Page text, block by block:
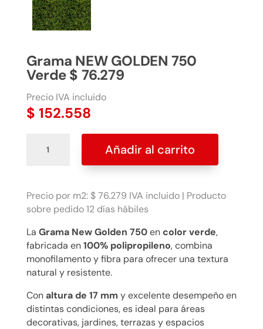
Grama NEW GOLDEN 750
Verde $ 76.279
Precio IVA incluido
$ 152.558
Verde
$
cantidad
Añadir al carrito
Precio por m2: $ 76.279 IVA incluido | Producto
sobre pedido 12 días hábiles
La Grama New Golden 750encolor verde,
fabricada en100% polipropileno, combina
monofilamento y fibra para ofrecer una textura
natural y resistente.
Conaltura de 17 mm y excelente desempeño en
distintas condiciones, es ideal para áreas
decorativas, jardines, terrazas y espacios